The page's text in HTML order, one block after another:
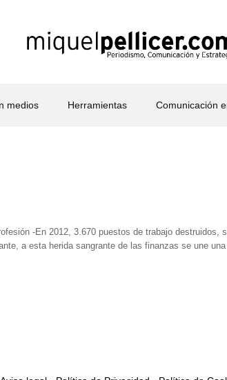
medios Herramientas Comunicación
-En 2012, 3.670 puestos de trabajo
a esta herida sangrante de las finanzas se une